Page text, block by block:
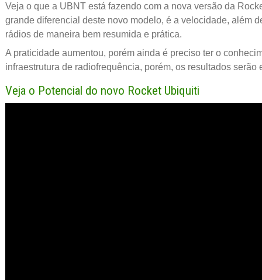
Veja o que a UBNT está fazendo com a nova versão da
grande diferencial deste novo modelo, é a velocidade, além
rádios de maneira bem resumida e prática.
A praticidade aumentou, porém ainda é preciso ter o
infraestrutura de radiofrequência, porém, os resultados serão
Veja o Potencial do novo Rocket Ubiquiti